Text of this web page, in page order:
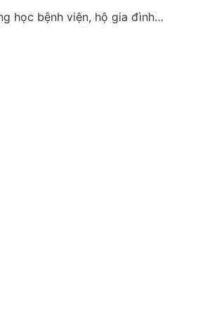
học bệnh viện, hộ gia đình…